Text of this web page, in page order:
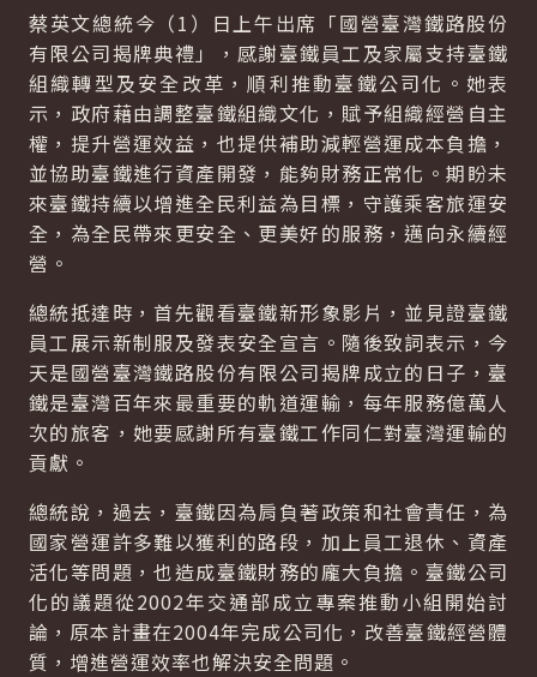
蔡英文總統今（1）日上午出席「國營臺灣鐵路股份
有限公司揭牌典禮」，感謝臺鐵員工及家屬支持臺鐵
組織轉型及安全改革，順利推動臺鐵公司化。她表
示，政府藉由調整臺鐵組織文化，賦予組織經營自主
權，提升營運效益，也提供補助減輕營運成本負擔，
並協助臺鐵進行資產開發，能夠財務正常化。期盼未
來臺鐵持續以增進全民利益為目標，守護乘客旅運安
全，為全民帶來更安全、更美好的服務，邁向永續經
營。
總統抵達時，首先觀看臺鐵新形象影片，並見證臺鐵
員工展示新制服及發表安全宣言。隨後致詞表示，今
天是國營臺灣鐵路股份有限公司揭牌成立的日子，臺
鐵是臺灣百年來最重要的軌道運輸，每年服務億萬人
次的旅客，她要感謝所有臺鐵工作同仁對臺灣運輸的
貢獻。
總統說，過去，臺鐵因為肩負著政策和社會責任，為
國家營運許多難以獲利的路段，加上員工退休、資產
活化等問題，也造成臺鐵財務的龐大負擔。臺鐵公司
化的議題從2002年交通部成立專案推動小組開始討
論，原本計畫在2004年完成公司化，改善臺鐵經營體
質，增進營運效率也解決安全問題。